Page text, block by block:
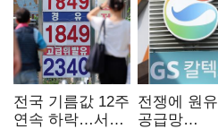
전국 기름값 12주
연속 하락…서울
전쟁에 원유
공급망